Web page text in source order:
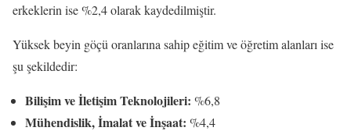
erkeklerin ise %2,4 olarak kaydedilmiştir.
Yüksek beyin göçü oranlarına sahip eğitim ve öğretim alanları ise
şu şekildedir:
Bilişim ve İletişim Teknolojileri: %6,8
Mühendislik, İmalat ve İnşaat: %4,4